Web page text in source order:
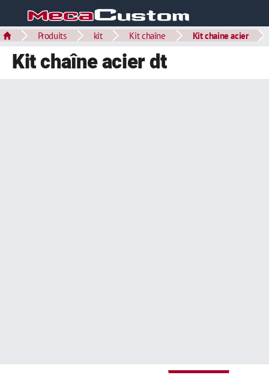
Produits kit Kit chaîne Kit chaine acier
Kit chaîne acier dt